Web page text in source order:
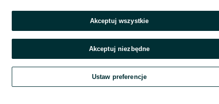
Szukaj Obserwujesz Dodaj Czat
Akceptuj wszystkie
Akceptuj niezbędne
Ustaw preferencje